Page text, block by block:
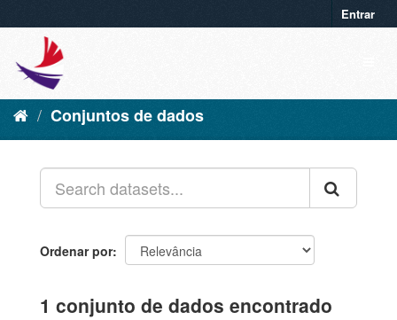
Entrar
Conjuntos de dados
Ordenar por
1 conjunto de dados encontrado